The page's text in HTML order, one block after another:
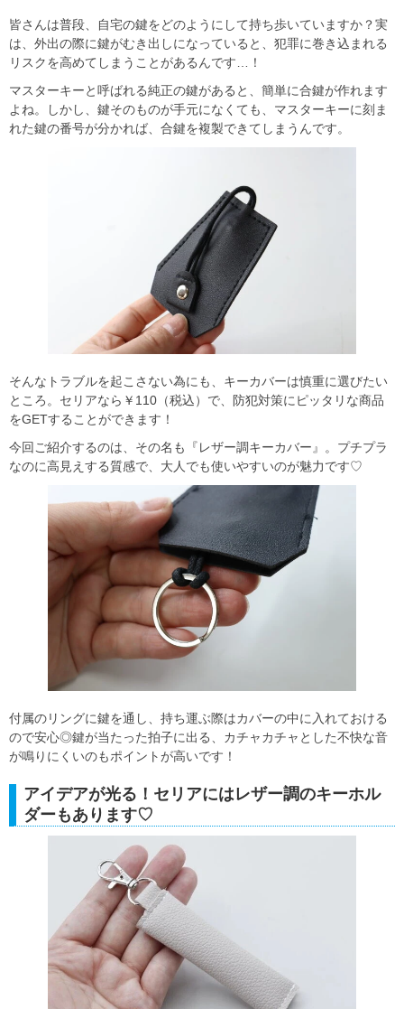
皆さんは普段、自宅の鍵をどのようにして持ち歩いていますか？実
は、外出の際に鍵がむき出しになっていると、犯罪に巻き込まれる
リスクを高めてしまうことがあるんです…！
マスターキーと呼ばれる純正の鍵があると、簡単に合鍵が作れます
よね。しかし、鍵そのものが手元になくても、マスターキーに刻ま
れた鍵の番号が分かれば、合鍵を複製できてしまうんです。
そんなトラブルを起こさない為にも、キーカバーは慎重に選びたい
ところ。セリアなら￥110（税込）で、防犯対策にピッタリな商品
をGETすることができます！
今回ご紹介するのは、その名も『レザー調キーカバー』。プチプラ
なのに高見えする質感で、大人でも使いやすいのが魅力です♡
付属のリングに鍵を通し、持ち運ぶ際はカバーの中に入れておける
ので安心◎鍵が当たった拍子に出る、カチャカチャとした不快な音
が鳴りにくいのもポイントが高いです！
アイデアが光る！セリアにはレザー調のキーホル
ダーもあります♡